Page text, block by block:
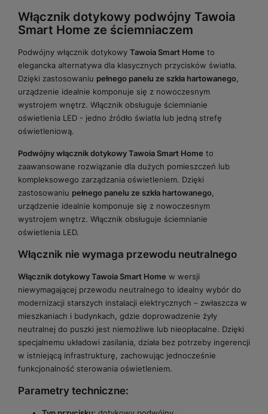
Włącznik dotykowy podwójny Tawoia
Smart Home ze ściemniaczem
Podwójny włącznik dotykowy Tawoia Smart Home to
elegancka alternatywa dla klasycznych przycisków światła.
Dzięki zastosowaniu pełnego panelu ze szkła hartowanego,
urządzenie idealnie komponuje się z nowoczesnym
wystrojem wnętrz. Włącznik obsługuje ściemnianie
oświetlenia LED - jedno źródło światła lub jedną strefę
oświetleniową.
Podwójny włącznik dotykowy Tawoia Smart Home to
zaawansowane rozwiązanie dla dużych pomieszczeń lub
kompleksowego zarządzania oświetleniem. Dzięki
zastosowaniu pełnego panelu ze szkła hartowanego,
urządzenie idealnie komponuje się z nowoczesnym
wystrojem wnętrz. Włącznik obsługuje ściemnianie
oświetlenia LED.
Włącznik nie wymaga przewodu neutralnego
Włącznik dotykowy Tawoia Smart Home w wersji
niewymagającej przewodu neutralnego to idealny wybór do
modernizacji starszych instalacji elektrycznych – zwłaszcza w
mieszkaniach i budynkach, gdzie doprowadzenie żyły
neutralnej do puszki jest niemożliwe lub nieopłacalne. Dzięki
specjalnemu układowi zasilania, działa bez potrzeby ingerencji
w istniejącą infrastrukturę, zachowując jednocześnie
funkcjonalność sterowania oświetleniem.
Parametry techniczne: